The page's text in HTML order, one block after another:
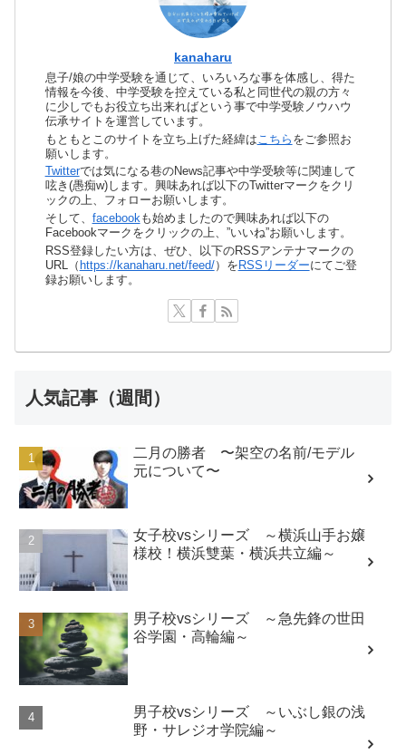
kanaharu
息子/娘の中学受験を通じて、いろいろな事を体感し、得た
情報を今後、中学受験を控えている私と同世代の親の方々
に少しでもお役立ち出来ればという事で中学受験ノウハウ
伝承サイトを運営しています。
もともとこのサイトを立ち上げた経緯は こちら をご参照お
願いします。
Twitterでは気になる巷のNews記事や中学受験等に関連して
呟き(愚痴w)します。興味あれば以下のTwitterマークをクリ
ックの上、フォローお願いします。
そして、 facebookも始めましたので興味あれば以下の
Facebookマークをクリックの上、”いいね”お願いします。
RSS登録したい方は、ぜひ、以下のRSSアンテナマークの
URL（ https://kanaharu.net/feed/）を RSSリーダーにてご登
録お願いします。
人気記事（週間）
二月の勝者 〜架空の名前/モデル
元について〜
女子校vsシリーズ ～横浜山手お嬢
様校！横浜雙葉・横浜共立編～
男子校vsシリーズ ～急先鋒の世田
谷学園・高輪編～
男子校vsシリーズ ～いぶし銀の浅
野・サレジオ学院編～